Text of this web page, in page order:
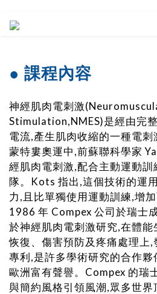
● 課程內容
神經肌肉電刺激
Stimulation,NMES)是經由完
電流,產生肌肉收縮的一種電
蒙特婁奧運中,前蘇聯科學家
經肌肉電刺激,配合主動運動訓
隊。Kots 指出,這個技術的運
力,且比單獨使用運動訓練,增
1986 年 Compex 公司於瑞士
於神經肌肉電刺激研究,在體
恢復、傷害預防及疼痛處理上
專利,是許多學術研究的合作
歐洲富有聲譽。Compex 的瑞
與簡約風格引領風潮,眾多世界